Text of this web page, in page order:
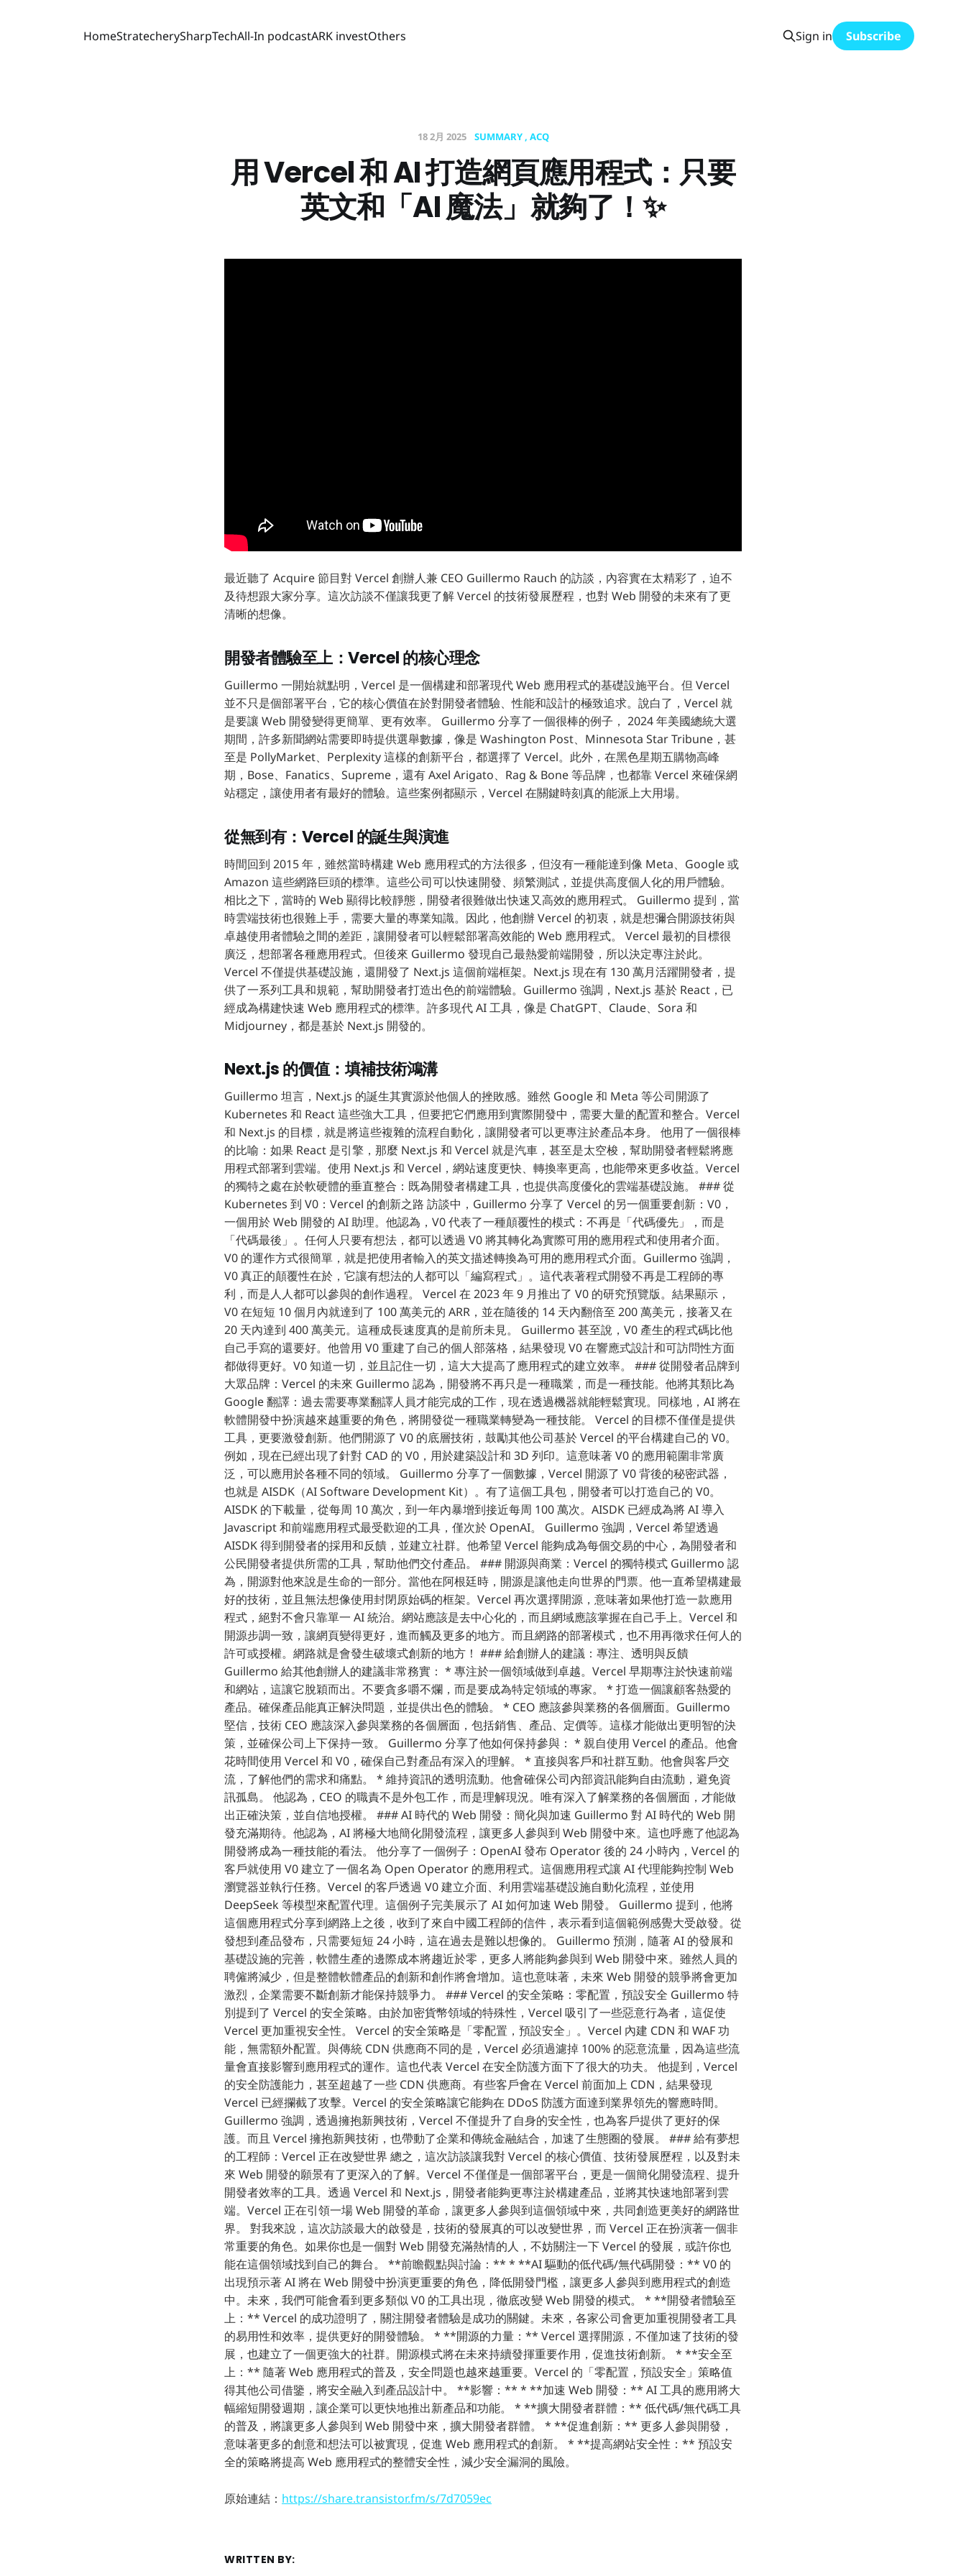
HomeStratecherySharpTechAll-In podcastARK investOthers Sign in Subscribe
18 2月 2025 SUMMARY ACQ
用 Vercel 和 AI 打造網頁應用程式：只要
英文和「AI 魔法」就夠了！✨
最近聽了 Acquire 節目對 Vercel 創辦人兼 CEO Guillermo Rauch 的訪談，內容實在太精彩了，迫不
及待想跟大家分享。這次訪談不僅讓我更了解 Vercel 的技術發展歷程，也對 Web 開發的未來有了更
清晰的想像。
開發者體驗至上：Vercel 的核心理念
Guillermo 一開始就點明，Vercel 是一個構建和部署現代 Web 應用程式的基礎設施平台。但 Vercel
並不只是個部署平台，它的核心價值在於對開發者體驗、性能和設計的極致追求。說白了，Vercel 就
是要讓 Web 開發變得更簡單、更有效率。 Guillermo 分享了一個很棒的例子， 2024 年美國總統大選
期間，許多新聞網站需要即時提供選舉數據，像是 Washington Post、Minnesota Star Tribune，甚
至是 PollyMarket、Perplexity 這樣的創新平台，都選擇了 Vercel。此外，在黑色星期五購物高峰
期，Bose、Fanatics、Supreme，還有 Axel Arigato、Rag & Bone 等品牌，也都靠 Vercel 來確保網
站穩定，讓使用者有最好的體驗。這些案例都顯示，Vercel 在關鍵時刻真的能派上大用場。
從無到有：Vercel 的誕生與演進
時間回到 2015 年，雖然當時構建 Web 應用程式的方法很多，但沒有一種能達到像 Meta、Google 或
Amazon 這些網路巨頭的標準。這些公司可以快速開發、頻繁測試，並提供高度個人化的用戶體驗。
相比之下，當時的 Web 顯得比較靜態，開發者很難做出快速又高效的應用程式。 Guillermo 提到，當
時雲端技術也很難上手，需要大量的專業知識。因此，他創辦 Vercel 的初衷，就是想彌合開源技術與
卓越使用者體驗之間的差距，讓開發者可以輕鬆部署高效能的 Web 應用程式。 Vercel 最初的目標很
廣泛，想部署各種應用程式。但後來 Guillermo 發現自己最熱愛前端開發，所以決定專注於此。
Vercel 不僅提供基礎設施，還開發了 Next.js 這個前端框架。Next.js 現在有 130 萬月活躍開發者，提
供了一系列工具和規範，幫助開發者打造出色的前端體驗。Guillermo 強調，Next.js 基於 React，已
經成為構建快速 Web 應用程式的標準。許多現代 AI 工具，像是 ChatGPT、Claude、Sora 和
Midjourney，都是基於 Next.js 開發的。
Next.js 的價值：填補技術鴻溝
Guillermo 坦言，Next.js 的誕生其實源於他個人的挫敗感。雖然 Google 和 Meta 等公司開源了
Kubernetes 和 React 這些強大工具，但要把它們應用到實際開發中，需要大量的配置和整合。Vercel
和 Next.js 的目標，就是將這些複雜的流程自動化，讓開發者可以更專注於產品本身。 他用了一個很棒
的比喻：如果 React 是引擎，那麼 Next.js 和 Vercel 就是汽車，甚至是太空梭，幫助開發者輕鬆將應
用程式部署到雲端。使用 Next.js 和 Vercel，網站速度更快、轉換率更高，也能帶來更多收益。Vercel
的獨特之處在於軟硬體的垂直整合：既為開發者構建工具，也提供高度優化的雲端基礎設施。 ### 從
Kubernetes 到 V0：Vercel 的創新之路 訪談中，Guillermo 分享了 Vercel 的另一個重要創新：V0，
一個用於 Web 開發的 AI 助理。他認為，V0 代表了一種顛覆性的模式：不再是「代碼優先」，而是
「代碼最後」。任何人只要有想法，都可以透過 V0 將其轉化為實際可用的應用程式和使用者介面。
V0 的運作方式很簡單，就是把使用者輸入的英文描述轉換為可用的應用程式介面。Guillermo 強調，
V0 真正的顛覆性在於，它讓有想法的人都可以「編寫程式」。這代表著程式開發不再是工程師的專
利，而是人人都可以參與的創作過程。 Vercel 在 2023 年 9 月推出了 V0 的研究預覽版。結果顯示，
V0 在短短 10 個月內就達到了 100 萬美元的 ARR，並在隨後的 14 天內翻倍至 200 萬美元，接著又在
20 天內達到 400 萬美元。這種成長速度真的是前所未見。 Guillermo 甚至說，V0 產生的程式碼比他
自己手寫的還要好。他曾用 V0 重建了自己的個人部落格，結果發現 V0 在響應式設計和可訪問性方面
都做得更好。V0 知道一切，並且記住一切，這大大提高了應用程式的建立效率。 ### 從開發者品牌到
大眾品牌：Vercel 的未來 Guillermo 認為，開發將不再只是一種職業，而是一種技能。他將其類比為
Google 翻譯：過去需要專業翻譯人員才能完成的工作，現在透過機器就能輕鬆實現。同樣地，AI 將在
軟體開發中扮演越來越重要的角色，將開發從一種職業轉變為一種技能。 Vercel 的目標不僅僅是提供
工具，更要激發創新。他們開源了 V0 的底層技術，鼓勵其他公司基於 Vercel 的平台構建自己的 V0。
例如，現在已經出現了針對 CAD 的 V0，用於建築設計和 3D 列印。這意味著 V0 的應用範圍非常廣
泛，可以應用於各種不同的領域。 Guillermo 分享了一個數據，Vercel 開源了 V0 背後的秘密武器，
也就是 AISDK（AI Software Development Kit）。有了這個工具包，開發者可以打造自己的 V0。
AISDK 的下載量，從每周 10 萬次，到一年內暴增到接近每周 100 萬次。AISDK 已經成為將 AI 導入
Javascript 和前端應用程式最受歡迎的工具，僅次於 OpenAI。 Guillermo 強調，Vercel 希望透過
AISDK 得到開發者的採用和反饋，並建立社群。他希望 Vercel 能夠成為每個交易的中心，為開發者和
公民開發者提供所需的工具，幫助他們交付產品。 ### 開源與商業：Vercel 的獨特模式 Guillermo 認
為，開源對他來說是生命的一部分。當他在阿根廷時，開源是讓他走向世界的門票。他一直希望構建最
好的技術，並且無法想像使用封閉原始碼的框架。Vercel 再次選擇開源，意味著如果他打造一款應用
程式，絕對不會只靠單一 AI 統治。網站應該是去中心化的，而且網域應該掌握在自己手上。Vercel 和
開源步調一致，讓網頁變得更好，進而觸及更多的地方。而且網路的部署模式，也不用再徵求任何人的
許可或授權。網路就是會發生破壞式創新的地方！ ### 給創辦人的建議：專注、透明與反饋
Guillermo 給其他創辦人的建議非常務實： * 專注於一個領域做到卓越。Vercel 早期專注於快速前端
和網站，這讓它脫穎而出。不要貪多嚼不爛，而是要成為特定領域的專家。 * 打造一個讓顧客熱愛的
產品。確保產品能真正解決問題，並提供出色的體驗。 * CEO 應該參與業務的各個層面。Guillermo
堅信，技術 CEO 應該深入參與業務的各個層面，包括銷售、產品、定價等。這樣才能做出更明智的決
策，並確保公司上下保持一致。 Guillermo 分享了他如何保持參與： * 親自使用 Vercel 的產品。他會
花時間使用 Vercel 和 V0，確保自己對產品有深入的理解。 * 直接與客戶和社群互動。他會與客戶交
流，了解他們的需求和痛點。 * 維持資訊的透明流動。他會確保公司內部資訊能夠自由流動，避免資
訊孤島。 他認為，CEO 的職責不是外包工作，而是理解現況。唯有深入了解業務的各個層面，才能做
出正確決策，並自信地授權。 ### AI 時代的 Web 開發：簡化與加速 Guillermo 對 AI 時代的 Web 開
發充滿期待。他認為，AI 將極大地簡化開發流程，讓更多人參與到 Web 開發中來。這也呼應了他認為
開發將成為一種技能的看法。 他分享了一個例子：OpenAI 發布 Operator 後的 24 小時內，Vercel 的
客戶就使用 V0 建立了一個名為 Open Operator 的應用程式。這個應用程式讓 AI 代理能夠控制 Web
瀏覽器並執行任務。Vercel 的客戶透過 V0 建立介面、利用雲端基礎設施自動化流程，並使用
DeepSeek 等模型來配置代理。這個例子完美展示了 AI 如何加速 Web 開發。 Guillermo 提到，他將
這個應用程式分享到網路上之後，收到了來自中國工程師的信件，表示看到這個範例感覺大受啟發。從
發想到產品發布，只需要短短 24 小時，這在過去是難以想像的。 Guillermo 預測，隨著 AI 的發展和
基礎設施的完善，軟體生產的邊際成本將趨近於零，更多人將能夠參與到 Web 開發中來。雖然人員的
聘僱將減少，但是整體軟體產品的創新和創作將會增加。這也意味著，未來 Web 開發的競爭將會更加
激烈，企業需要不斷創新才能保持競爭力。 ### Vercel 的安全策略：零配置，預設安全 Guillermo 特
別提到了 Vercel 的安全策略。由於加密貨幣領域的特殊性，Vercel 吸引了一些惡意行為者，這促使
Vercel 更加重視安全性。 Vercel 的安全策略是「零配置，預設安全」。Vercel 內建 CDN 和 WAF 功
能，無需額外配置。與傳統 CDN 供應商不同的是，Vercel 必須過濾掉 100% 的惡意流量，因為這些流
量會直接影響到應用程式的運作。這也代表 Vercel 在安全防護方面下了很大的功夫。 他提到，Vercel
的安全防護能力，甚至超越了一些 CDN 供應商。有些客戶會在 Vercel 前面加上 CDN，結果發現
Vercel 已經攔截了攻擊。Vercel 的安全策略讓它能夠在 DDoS 防護方面達到業界領先的響應時間。
Guillermo 強調，透過擁抱新興技術，Vercel 不僅提升了自身的安全性，也為客戶提供了更好的保
護。而且 Vercel 擁抱新興技術，也帶動了企業和傳統金融結合，加速了生態圈的發展。 ### 給有夢想
的工程師：Vercel 正在改變世界 總之，這次訪談讓我對 Vercel 的核心價值、技術發展歷程，以及對未
來 Web 開發的願景有了更深入的了解。Vercel 不僅僅是一個部署平台，更是一個簡化開發流程、提升
開發者效率的工具。透過 Vercel 和 Next.js，開發者能夠更專注於構建產品，並將其快速地部署到雲
端。Vercel 正在引領一場 Web 開發的革命，讓更多人參與到這個領域中來，共同創造更美好的網路世
界。 對我來說，這次訪談最大的啟發是，技術的發展真的可以改變世界，而 Vercel 正在扮演著一個非
常重要的角色。如果你也是一個對 Web 開發充滿熱情的人，不妨關注一下 Vercel 的發展，或許你也
能在這個領域找到自己的舞台。 **前瞻觀點與討論：** * **AI 驅動的低代碼/無代碼開發：** V0 的
出現預示著 AI 將在 Web 開發中扮演更重要的角色，降低開發門檻，讓更多人參與到應用程式的創造
中。未來，我們可能會看到更多類似 V0 的工具出現，徹底改變 Web 開發的模式。 * **開發者體驗至
上：** Vercel 的成功證明了，關注開發者體驗是成功的關鍵。未來，各家公司會更加重視開發者工具
的易用性和效率，提供更好的開發體驗。 * **開源的力量：** Vercel 選擇開源，不僅加速了技術的發
展，也建立了一個更強大的社群。開源模式將在未來持續發揮重要作用，促進技術創新。 * **安全至
上：** 隨著 Web 應用程式的普及，安全問題也越來越重要。Vercel 的「零配置，預設安全」策略值
得其他公司借鑒，將安全融入到產品設計中。 **影響：** * **加速 Web 開發：** AI 工具的應用將大
幅縮短開發週期，讓企業可以更快地推出新產品和功能。 * **擴大開發者群體：** 低代碼/無代碼工具
的普及，將讓更多人參與到 Web 開發中來，擴大開發者群體。 * **促進創新：** 更多人參與開發，
意味著更多的創意和想法可以被實現，促進 Web 應用程式的創新。 * **提高網站安全性：** 預設安
全的策略將提高 Web 應用程式的整體安全性，減少安全漏洞的風險。
原始連結： https://share.transistor.fm/s/7d7059ec
WRITTEN BY: